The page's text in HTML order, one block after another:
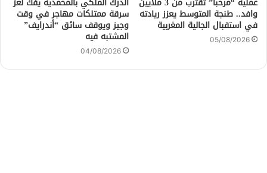
وافد.. طنجة المتوسط يعزز ريادته
في استقبال الجالية المغربية
05/08/2026
سرقة ممتلكات مهاجر في وقت
وجيز ويوقف سائق “أندرايف”
المشتبه فيه
04/08/2026